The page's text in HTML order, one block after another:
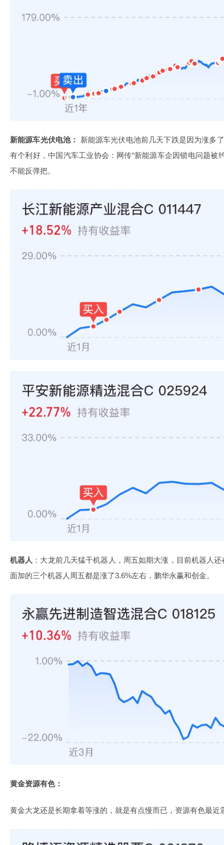
新能源车光伏电池：
新能源车光伏电池前几天下跌是因为涨多
有个利好，中国汽车工业协会：网传“新能源车企因锁电问题被
不能反弹把。
机器人 ：大龙前几天猛干机器人，周五如期大涨，目前机器人
面加的三个机器人周五都是涨了3.6%左右，鹏华永赢和创金。
黄金资源有色：
黄金大龙还是长期拿着等涨的，就是有点慢而已，资源有色最近